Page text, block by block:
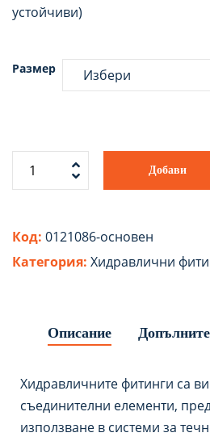
устойчиви)
Размер
Добави
Код: 0121086-основен
Категория: Хидравлични
Описание
Хидравличните фитинги са
съединителни елементи,
използване в системи за